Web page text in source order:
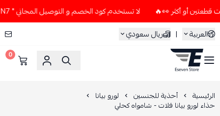
لا تستخدم كود الخصم و التوصيل المجاني " N7 " إلا إذا طلبت قطعتين أو أكثر 👀🔥
العربية
| ريال سعودي
ESEVEN STORE
0
الرئيسية أحذية للجنسين لورو بيانا
حذاء لورو بيانا فلات - شامواه كحلي